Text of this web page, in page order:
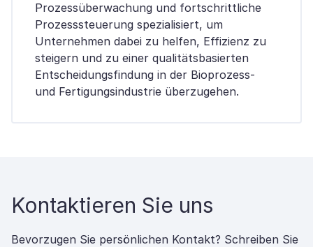
Prozessüberwachung und fortschrittliche
Prozesssteuerung spezialisiert, um
Unternehmen dabei zu helfen, Effizienz zu
steigern und zu einer qualitätsbasierten
Entscheidungsfindung in der Bioprozess-
und Fertigungsindustrie überzugehen.
Kontaktieren Sie uns
Bevorzugen Sie persönlichen Kontakt? Schreiben Sie